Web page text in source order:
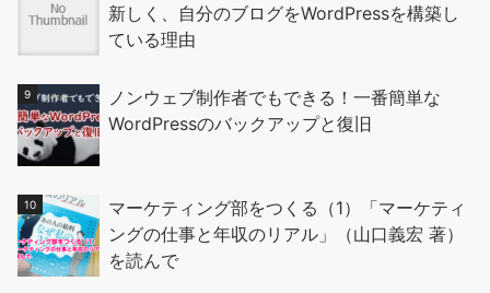
新しく、自分のブログをWordPressを構築し
ている理由
ノンウェブ制作者でもできる！一番簡単な
WordPressのバックアップと復旧
マーケティング部をつくる（1）「マーケティ
ングの仕事と年収のリアル」（山口義宏 著）
を読んで